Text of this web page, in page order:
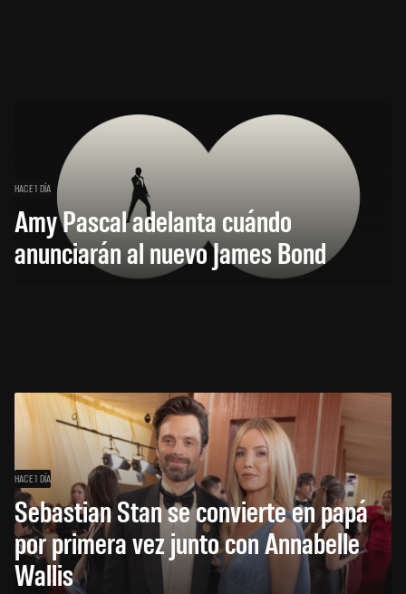
HACE 1 DÍA
Amy Pascal adelanta cuándo
anunciarán al nuevo James Bond
HACE 1 DÍA
Sebastian Stan se convierte en papá
por primera vez junto con Annabelle
Wallis